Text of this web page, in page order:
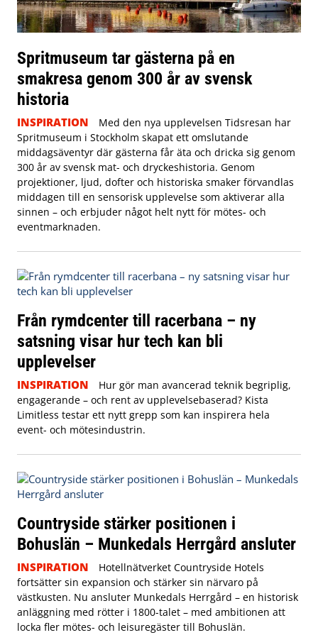
Spritmuseum tar gästerna på en
smakresa genom 300 år av svensk
historia
INSPIRATION
Med den nya upplevelsen Tidsresan har
Spritmuseum i Stockholm skapat ett omslutande
middagsäventyr där gästerna får äta och dricka sig genom
300 år av svensk mat- och dryckeshistoria. Genom
projektioner, ljud, dofter och historiska smaker förvandlas
middagen till en sensorisk upplevelse som aktiverar alla
sinnen – och erbjuder något helt nytt för mötes- och
eventmarknaden.
Från rymdcenter till racerbana – ny
satsning visar hur tech kan bli
upplevelser
INSPIRATION
Hur gör man avancerad teknik begriplig,
engagerande – och rent av upplevelsebaserad? Kista
Limitless testar ett nytt grepp som kan inspirera hela
event- och mötesindustrin.
Countryside stärker positionen i
Bohuslän – Munkedals Herrgård ansluter
INSPIRATION
Hotellnätverket Countryside Hotels
fortsätter sin expansion och stärker sin närvaro på
västkusten. Nu ansluter Munkedals Herrgård – en historisk
anläggning med rötter i 1800-talet – med ambitionen att
locka fler mötes- och leisuregäster till Bohuslän.